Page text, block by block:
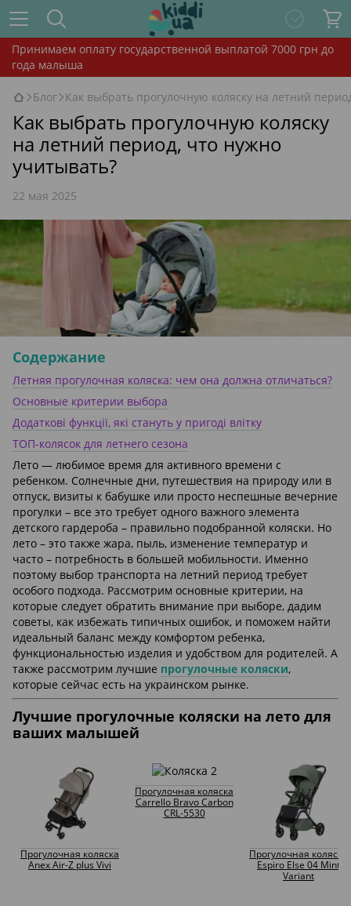
Принимаем оплату государственной выплатой 7000 грн до
года малыша
Блог Как выбрать прогулочную коляску на летний
Как выбрать прогулочную коляску
на летний период, что нужно
учитывать?
22 мая 2025
Содержание
Летняя прогулочная коляска: чем она должна отличаться?
Основные критерии выбора
Додаткові функції, які стануть у пригоді влітку
ТОП-колясок для летнего сезона
Лето — любимое время для активного времени с
ребенком. Солнечные дни, путешествия на природу или в
отпуск, визиты к бабушке или просто неспешные вечерние
прогулки – все это требует одного важного элемента
детского гардероба – правильно подобранной коляски. Но
лето – это также жара, пыль, изменение температур и
часто – потребность в большей мобильности. Именно
поэтому выбор транспорта на летний период требует
особого подхода. Рассмотрим основные критерии, на
которые следует обратить внимание при выборе, дадим
советы, как избежать типичных ошибок, и поможем найти
идеальный баланс между комфортом ребенка,
функциональностью изделия и удобством для родителей. А
также рассмотрим лучшие прогулочные коляски,
которые сейчас есть на украинском рынке.
Лучшие прогулочные коляски на лето для
ваших малышей
Прогулочная коляска
Anex Air-Z plus Vivi
Прогулочная коляска
Carrello Bravo Carbon
CRL-5530
Прогулочная коляска
Espiro Else 04 Mint
Variant